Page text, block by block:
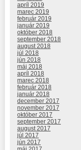
apríl 2019
marec 2019
február 2019
január 2019
október 2018
september 2018
august 2018
júl 2018
jún 2018
máj 2018
apríl 2018
marec 2018
február 2018
január 2018
december 2017
november 2017
október 2017
september 2017
august 2017
júl 2017
jún 2017